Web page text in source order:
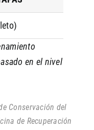
en el nivel
Conservación del
de Recuperación